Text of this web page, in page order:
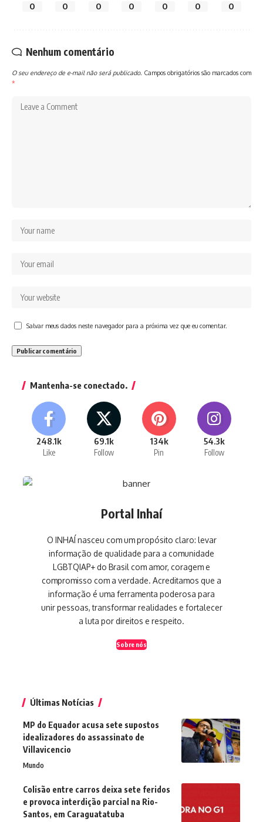
0 0 0 0 0 0 0
Nenhum comentário
O seu endereço de e-mail não será publicado. Campos obrigatórios são marcados com
*
Salvar meus dados neste navegador para a próxima vez que eu comentar.
Mantenha-se conectado.
248.1k
Like
69.1k
Follow
134k
Pin
54.3k
Follow
Portal Inhaí
O INHAÍ nasceu com um propósito claro: levar
informação de qualidade para a comunidade
LGBTQIAP+ do Brasil com amor, coragem e
compromisso com a verdade. Acreditamos que a
informação é uma ferramenta poderosa para
unir pessoas, transformar realidades e fortalecer
a luta por direitos e respeito.
Sobre nós
Últimas Notícias
MP do Equador acusa sete supostos
idealizadores do assassinato de
Villavicencio
Mundo
Colisão entre carros deixa sete feridos
e provoca interdição parcial na Rio-
Santos, em Caraguatatuba